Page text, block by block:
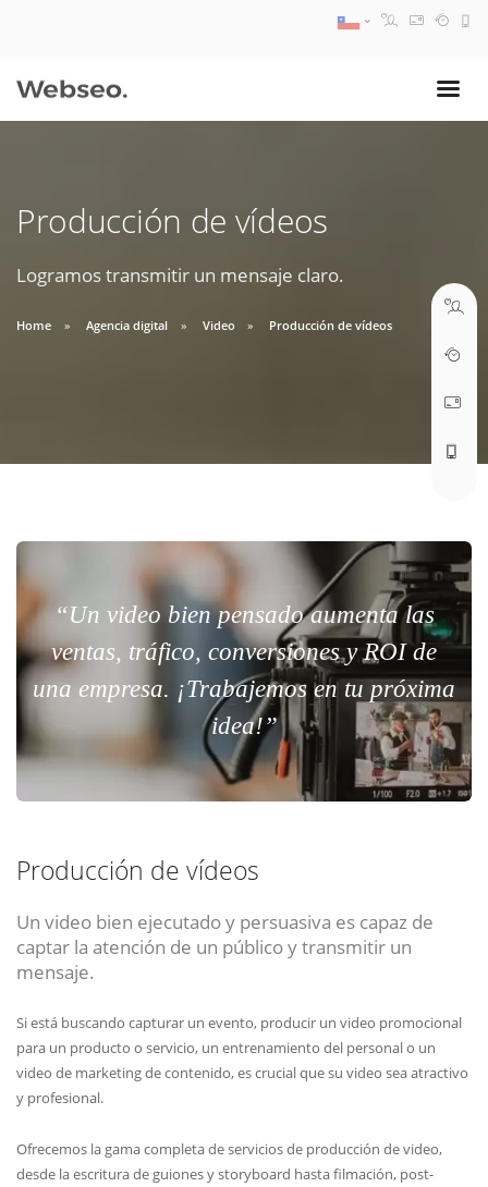
Producción de vídeos
Logramos transmitir un mensaje claro.
Home Agencia digital Video Producción de vídeos
“Un video bien pensado aumenta las
ventas, tráfico, conversiones y ROI de
una empresa. ¡Trabajemos en tu próxima
idea!”
Producción de vídeos
Un video bien ejecutado y persuasiva es capaz de
captar la atención de un público y transmitir un
mensaje.
Si está buscando capturar un evento, producir un video promocional
para un producto o servicio, un entrenamiento del personal o un
video de marketing de contenido, es crucial que su video sea atractivo
y profesional.
Ofrecemos la gama completa de servicios de producción de video,
desde la escritura de guiones y storyboard hasta filmación, post-
09:30 AM A 18:30 PM
soporte@webseo.cl